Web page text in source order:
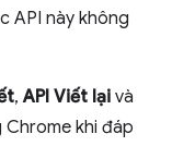
API này không
,API Viết lại và
khi đáp